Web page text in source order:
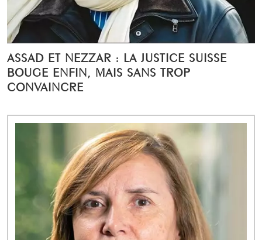
ASSAD ET NEZZAR : LA JUSTICE SUISSE
BOUGE ENFIN, MAIS SANS TROP
CONVAINCRE